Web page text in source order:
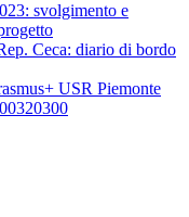
svolgimento e
Ceca: diario di bordo
USR Piemonte